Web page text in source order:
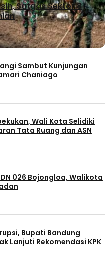
Satgas Sektor 8
Sambut Kunjungan
Chaniago
Wali Kota Selidiki
Tata Ruang dan ASN
026 Bojongloa, Walikota
Bupati Bandung
Lanjuti Rekomendasi KPK